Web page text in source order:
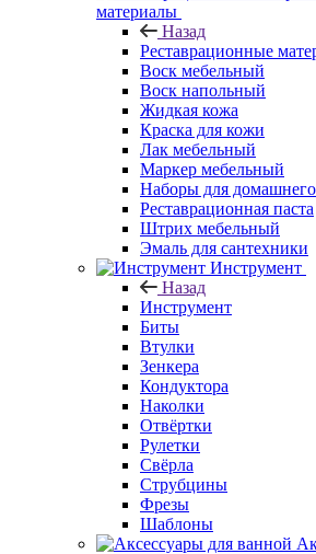
материалы
Назад
Реставрационные
Воск мебельный
Воск напольный
Жидкая кожа
Краска для кожи
Лак мебельный
Маркер мебельный
Наборы для
Реставрационная паста
Штрих мебельный
Эмаль для сантехники
Инструмент
Назад
Инструмент
Биты
Втулки
Зенкера
Кондуктора
Наколки
Отвёртки
Рулетки
Свёрла
Струбцины
Фрезы
Шаблоны